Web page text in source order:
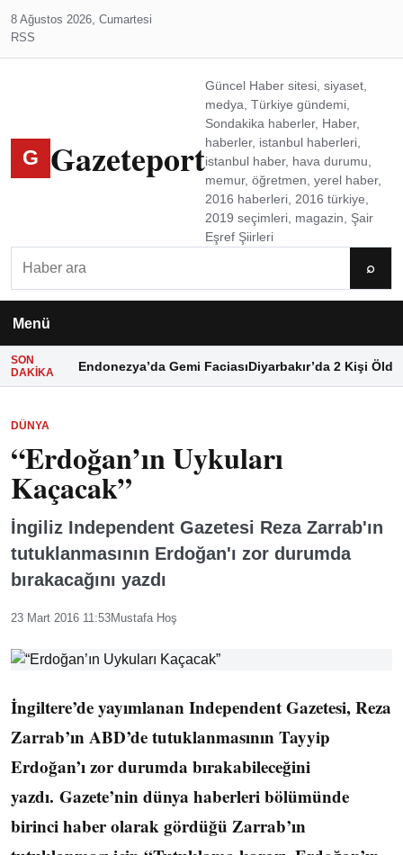
8 Ağustos 2026, Cumartesi
RSS
G Gazeteport
Güncel Haber sitesi, siyaset,
medya, Türkiye gündemi,
Sondakika haberler, Haber,
haberler, istanbul haberleri,
istanbul haber, hava durumu,
memur, öğretmen, yerel haber,
2016 haberleri, 2016 türkiye,
2019 seçimleri, magazin, Şair
Eşref Şiirleri
⌕
Menü
SON
DAKIKA
Endonezya’da Gemi FaciasıDiyarbakır’da 2 Kişi Öldü
DÜNYA
“Erdoğan’ın Uykuları
Kaçacak”
İngiliz Independent Gazetesi Reza Zarrab'ın
tutuklanmasının Erdoğan'ı zor durumda
bırakacağını yazdı
23 Mart 2016 11:53Mustafa Hoş
İngiltere’de yayımlanan Independent Gazetesi, Reza
Zarrab’ın ABD’de tutuklanmasının Tayyip
Erdoğan’ı zor durumda bırakabileceğini
yazdı. Gazete’nin dünya haberleri bölümünde
birinci haber olarak gördüğü Zarrab’ın